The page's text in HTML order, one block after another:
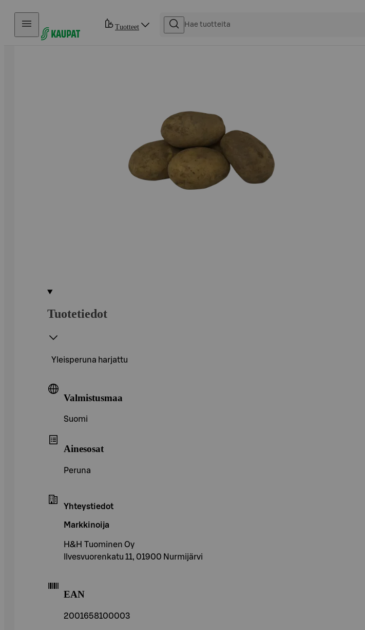
Hyppää sisältöön
Tuotteet
Tuotetiedot
Yleisperuna harjattu
Valmistusmaa
Suomi
Ainesosat
Peruna
Yhteystiedot
Markkinoija
H&H Tuominen Oy
Ilvesvuorenkatu 11, 01900 Nurmijärvi
EAN
2001658100003